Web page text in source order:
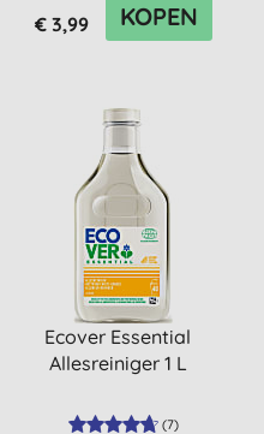
€ 3,99 KOPEN
Ecover Essential
Allesreiniger 1 L
(7)